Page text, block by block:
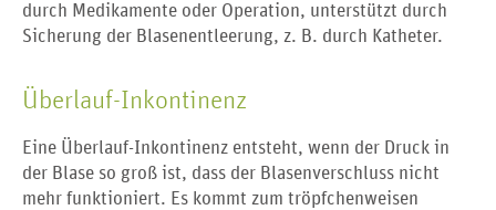
durch Medikamente oder Operation, unterstützt durch
Sicherung der Blasenentleerung, z. B. durch Katheter.
Überlauf-Inkontinenz
Eine Überlauf-Inkontinenz entsteht, wenn der Druck in
der Blase so groß ist, dass der Blasenverschluss nicht
mehr funktioniert. Es kommt zum tröpfchenweisen